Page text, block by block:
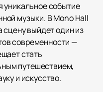
уникальное событие
музыки. В Mono Hall
сцену выйдет один из
современности —
стать
путешествием,
и искусство.